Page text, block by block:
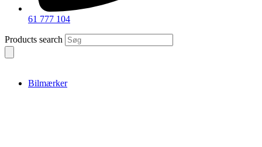
61 777 104
Products search
Bilmærker